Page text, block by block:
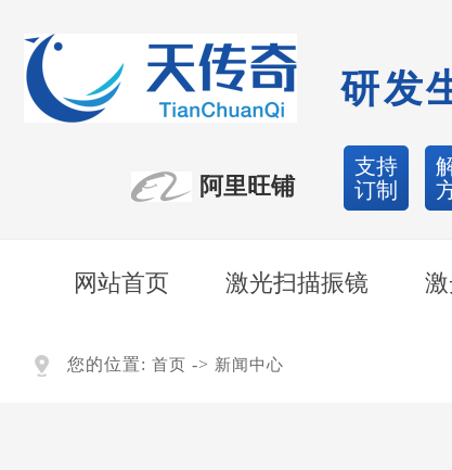
研发
阿里旺铺
支持
订制
网站首页 激光扫描振镜
您的位置: 首页 -> 新闻中心